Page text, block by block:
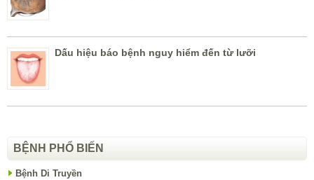
Dấu hiệu báo bệnh nguy hiểm đến từ lưỡi
BỆNH PHỔ BIẾN
Bệnh Di Truyền